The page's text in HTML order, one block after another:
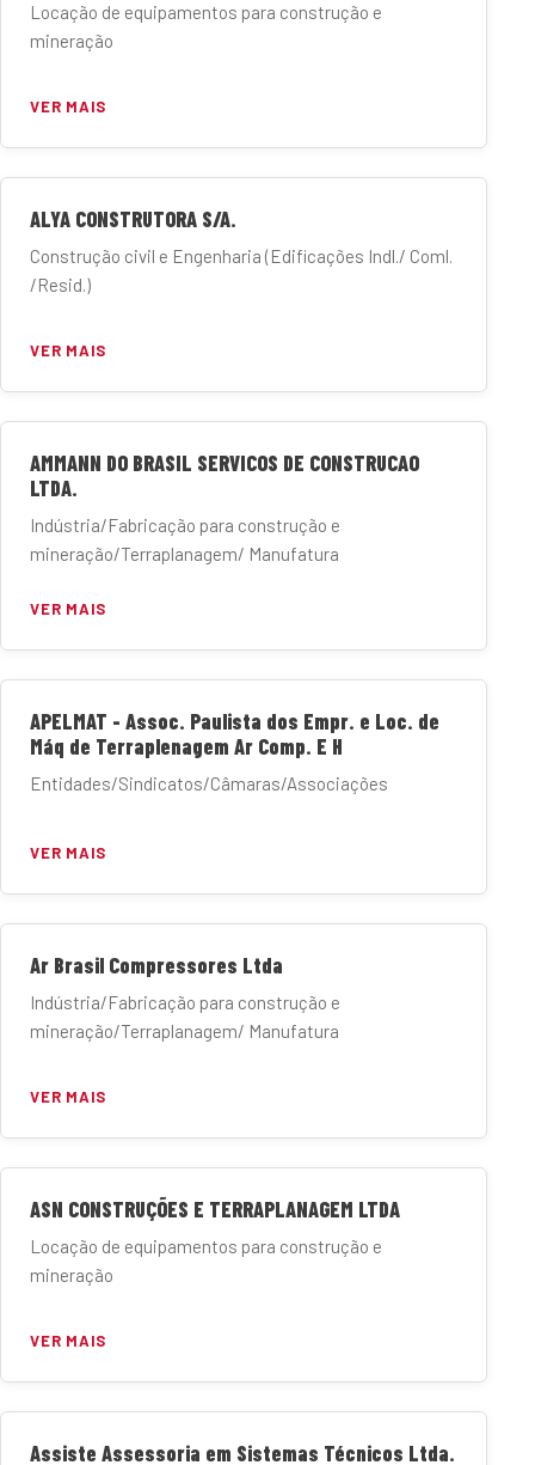
Locação de equipamentos para construção e
mineração
VER MAIS
ALYA CONSTRUTORA S/A.
Construção civil e Engenharia (Edificações Indl./ Coml.
/Resid.)
VER MAIS
AMMANN DO BRASIL SERVICOS DE CONSTRUCAO
LTDA.
Indústria/Fabricação para construção e
mineração/Terraplanagem/ Manufatura
VER MAIS
APELMAT - Assoc. Paulista dos Empr. e Loc. de
Máq de Terraplenagem Ar Comp. E H
Entidades/Sindicatos/Câmaras/Associações
VER MAIS
Ar Brasil Compressores Ltda
Indústria/Fabricação para construção e
mineração/Terraplanagem/ Manufatura
VER MAIS
ASN CONSTRUÇÕES E TERRAPLANAGEM LTDA
Locação de equipamentos para construção e
mineração
VER MAIS
Assiste Assessoria em Sistemas Técnicos Ltda.